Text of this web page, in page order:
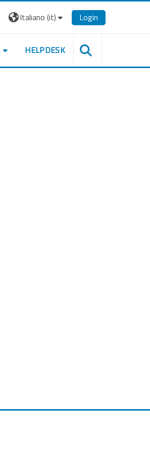
Italiano ‎(it)‎ Login
HELPDESK